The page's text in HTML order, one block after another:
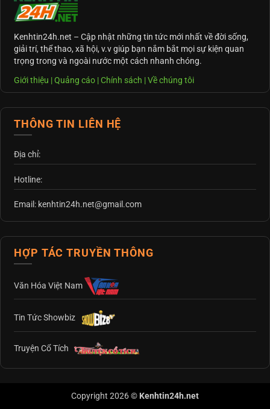
Kenhtin24h.net – Cập nhật những tin tức mới nhất về đời sống,
giải trí, thể thao, xã hội, v.v giúp bạn nắm bắt mọi sự kiện quan
trọng trong và ngoài nước một cách nhanh chóng.
Giới thiệu |Quảng cáo |Chính sách |Về chúng tôi
THÔNG TIN LIÊN HỆ
Địa chỉ:
Hotline:
Email: kenhtin24h.net@gmail.com
HỢP TÁC TRUYỀN THÔNG
Văn Hóa Việt Nam
Tin Tức Showbiz
Truyện Cổ Tích
Copyright 2026 © Kenhtin24h.net